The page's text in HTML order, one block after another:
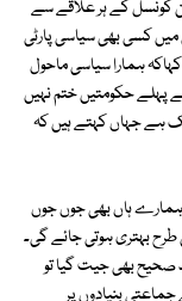
کونسل کے ہر علاقے سے
میں کسی بھی سیاسی پارٹی
ہمارا سیاسی ماحول
پہلے حکومتیں ختم نہیں
ہے جہاں کہتے ہیں کہ
ہمارے ہاں بھی جوں جوں
طرح بہتری ہوتی جائے گی۔
صحیح بھی جیت گیا تو
بنیادوں پر